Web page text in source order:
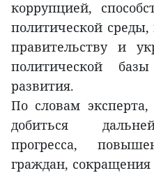
коррупцией,
политической
правительству и
политической
развития.
По словам
добиться
прогресса,
граждан,